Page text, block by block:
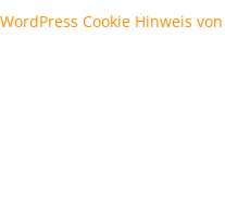
WordPress Cookie Hinweis